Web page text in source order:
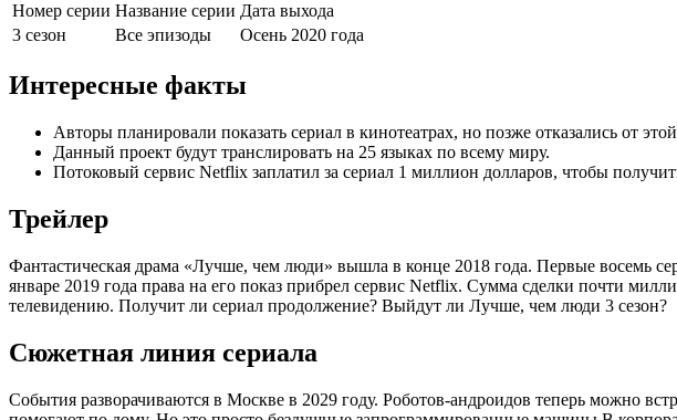
Номер серии Название серии Дата выхода
3 сезон
Все эпизоды Осень 2020 года
Интересные факты
Авторы планировали показать сериал в кинотеатрах, но позже отказались от
Данный проект будут транслировать на 25 языках по всему миру.
Потоковый сервис Netflix заплатил за сериал 1 миллион долларов, чтобы
Трейлер
Фантастическая драма «Лучше, чем люди» вышла в конце 2018 года. Первые восемь
январе 2019 года права на его показ прибрел сервис Netflix. Сумма сделки почти
телевидению. Получит ли сериал продолжение? Выйдут ли Лучше, чем люди 3 сезон?
Сюжетная линия сериала
События разворачиваются в Москве в 2029 году. Роботов-андроидов теперь можно